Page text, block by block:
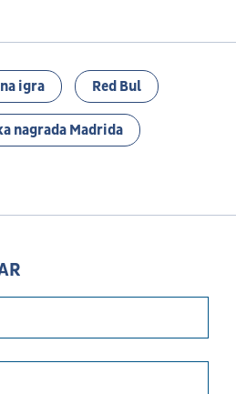
igra Red Bul
nagrada Madrida